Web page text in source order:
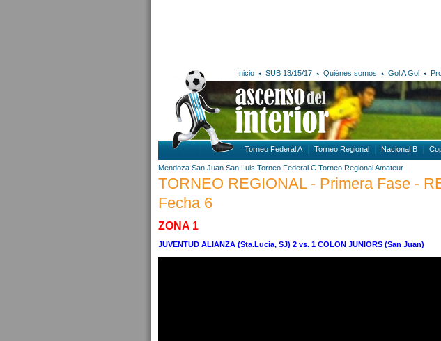
Inicio SUB 13/15/17 Quiénes somos Gol A Gol
Torneo Federal A Torneo Regional Nacional B
Mendoza San Juan San Luis Torneo Federal C Torneo Regional Amateur
TORNEO REGIONAL - Primera Fase -
Fecha 6
ZONA 1
JUVENTUD ALIANZA (Sta.Lucia, SJ) 2 vs. 1 COLON JUNIORS (San Juan)